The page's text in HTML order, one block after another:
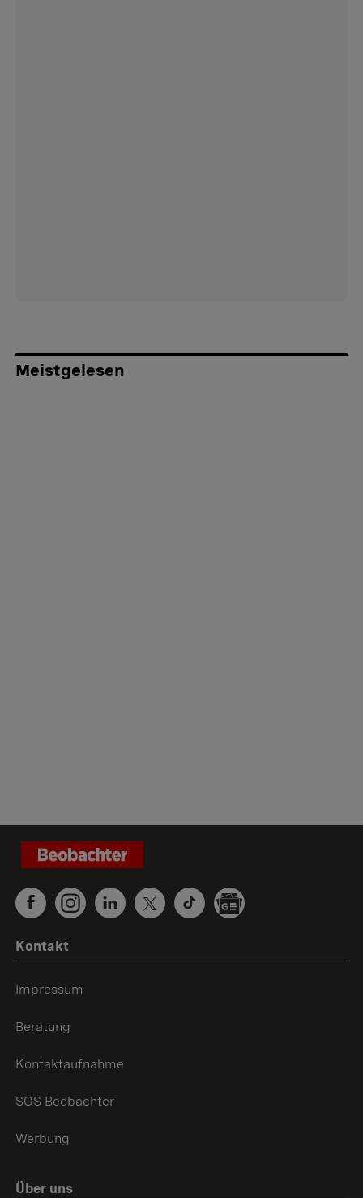
Meistgelesen
Kontakt
Impressum
Beratung
Kontaktaufnahme
SOS Beobachter
Werbung
Über uns